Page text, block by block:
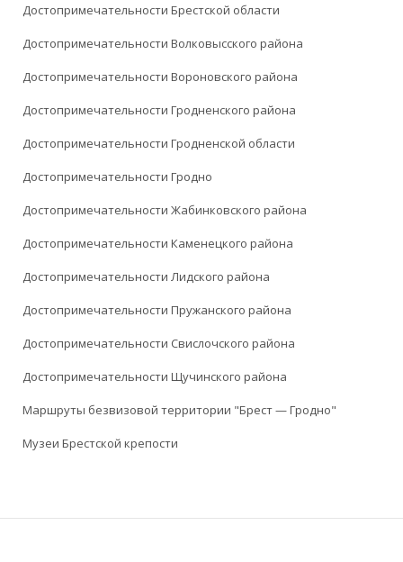
Достопримечательности Брестской области
Достопримечательности Волковысского района
Достопримечательности Вороновского района
Достопримечательности Гродненского района
Достопримечательности Гродненской области
Достопримечательности Гродно
Достопримечательности Жабинковского района
Достопримечательности Каменецкого района
Достопримечательности Лидского района
Достопримечательности Пружанского района
Достопримечательности Свислочского района
Достопримечательности Щучинского района
Маршруты безвизовой территории "Брест — Гродно"
Музеи Брестской крепости